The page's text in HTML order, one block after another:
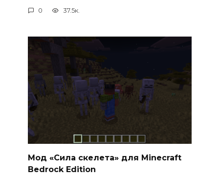
0 37.5к.
Мод «Сила скелета» для Minecraft
Bedrock Edition